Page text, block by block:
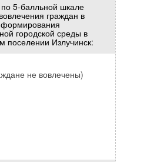
5-балльной шкале
граждан в
городской среды в
поселении Излучинск:
не вовлечены)